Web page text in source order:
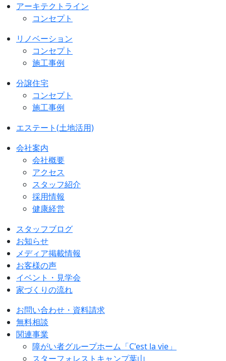
アーキテクトライン
コンセプト
リノベーション
コンセプト
施工事例
分譲住宅
コンセプト
施工事例
エステート(土地活用)
会社案内
会社概要
アクセス
スタッフ紹介
採用情報
健康経営
スタッフブログ
お知らせ
メディア掲載情報
お客様の声
イベント・見学会
家づくりの流れ
お問い合わせ・資料請求
無料相談
関連事業
障がい者グループホーム「C'est la vie」
スターフォレストキャンプ葉山